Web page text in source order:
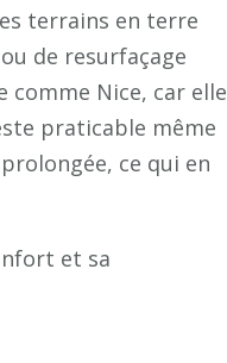
terrains en terre
de resurfaçage
comme Nice, car elle
praticable même
ce qui en
et sa